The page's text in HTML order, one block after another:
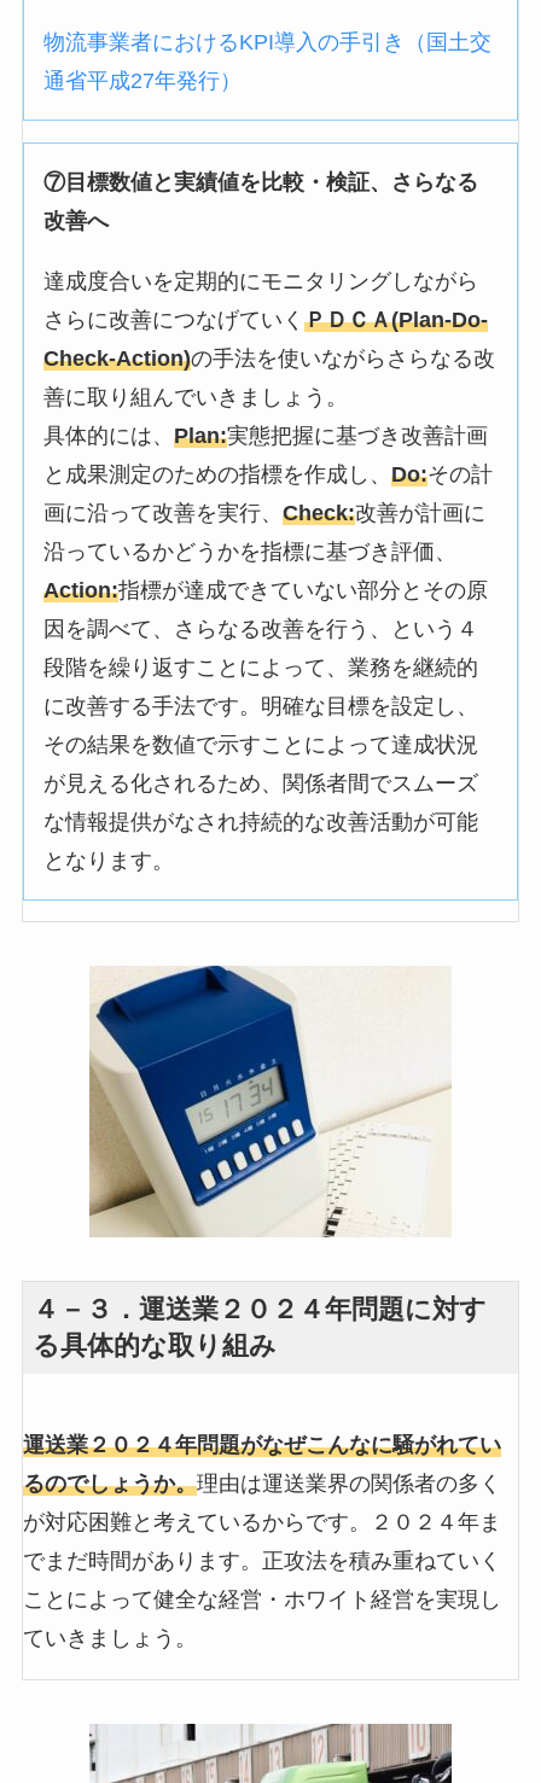
物流事業者におけるKPI導入の手引き（国土交
通省平成27年発行）
⑦目標数値と実績値を比較・検証、さらなる
改善へ
達成度合いを定期的にモニタリングしながら
さらに改善につなげていく ＰＤＣＡ(Plan-Do-
Check-Action)の手法を使いながらさらなる改
善に取り組んでいきましょう。
具体的には、 Plan:実態把握に基づき改善計画
と成果測定のための指標を作成し、 Do:その計
画に沿って改善を実行、 Check:改善が計画に
沿っているかどうかを指標に基づき評価、
Action:指標が達成できていない部分とその原
因を調べて、さらなる改善を行う、という４
段階を繰り返すことによって、業務を継続的
に改善する手法です。明確な目標を設定し、
その結果を数値で示すことによって達成状況
が見える化されるため、関係者間でスムーズ
な情報提供がなされ持続的な改善活動が可能
となります。
４－３．運送業２０２４年問題に対す
る具体的な取り組み
運送業２０２４年問題がなぜこんなに騒がれてい
るのでしょうか。理由は運送業界の関係者の多く
が対応困難と考えているからです。２０２４年ま
でまだ時間があります。正攻法を積み重ねていく
ことによって健全な経営・ホワイト経営を実現し
ていきましょう。